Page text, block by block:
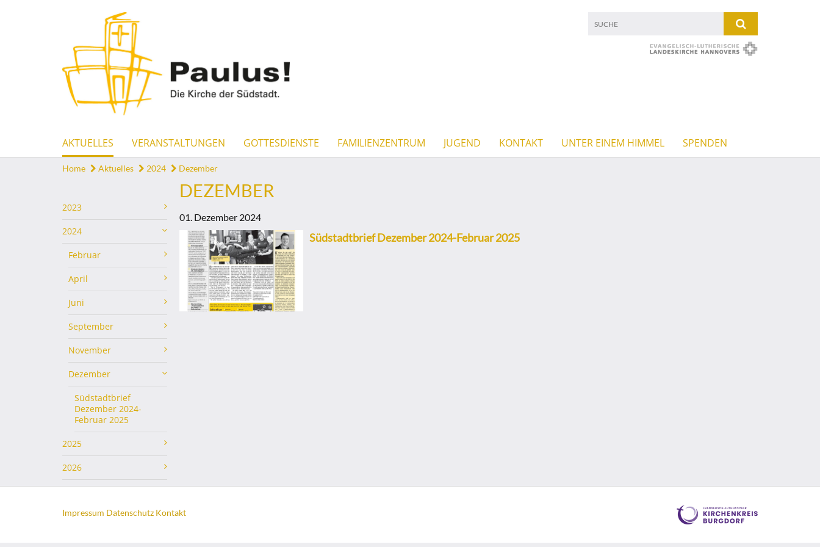
AKTUELLES VERANSTALTUNGEN GOTTESDIENSTE FAMILIENZENTRUM JUGEND KONTAKT UNTER EINEM HIMMEL SPENDEN
Home Aktuelles 2024 Dezember
2023
2024
Februar
April
Juni
September
November
Dezember
Südstadtbrief
Dezember 2024-
Februar 2025
2025
2026
DEZEMBER
01. Dezember 2024
Südstadtbrief Dezember 2024-Februar 2025
Impressum Datenschutz Kontakt